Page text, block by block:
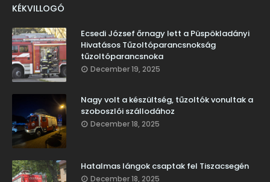
KÉKVILLOGÓ
Ecsedi József őrnagy lett a Püspökladányi
Hivatásos Tűzoltóparancsnokság
tűzoltóparancsnoka
December 19, 2025
Nagy volt a készültség, tűzoltók vonultak a
szoboszlói szállodához
December 18, 2025
Hatalmas lángok csaptak fel Tiszacsegén
December 18, 2025